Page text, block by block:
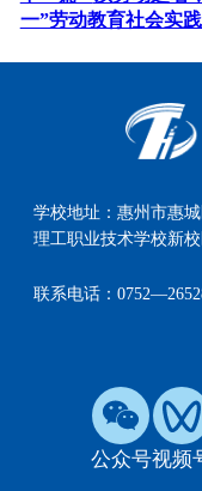
一”劳动教育社会实
学校地址：惠州市惠
理工职业技术学校新校
联系电话：
公众号视频